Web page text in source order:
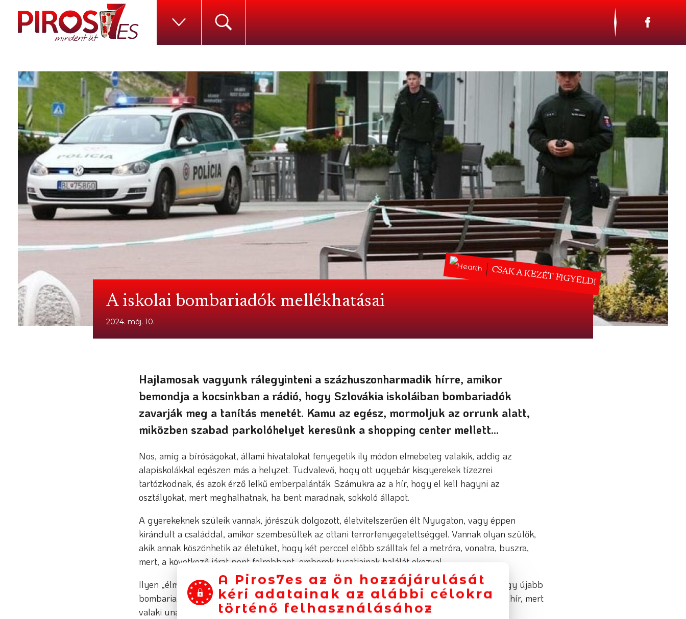
A Piros7es az ön hozzájárulását
kéri adatainak az alábbi célokra
történő felhasználásához
CSAK A KEZÉT FIGYELD!
A iskolai bombariadók mellékhatásai
2024. máj. 10.
Hajlamosak vagyunk rálegyinteni a százhuszonharmadik hírre, amikor
bemondja a kocsinkban a rádió, hogy Szlovákia iskoláiban bombariadók
zavarják meg a tanítás menetét. Kamu az egész, mormoljuk az orrunk alatt,
miközben szabad parkolóhelyet keresünk a shopping center mellett…
Nos, amíg a bíróságokat, állami hivatalokat fenyegetik ily módon elmebeteg valakik, addig az
alapiskolákkal egészen más a helyzet. Tudvalevő, hogy ott ugyebár kisgyerekek tízezrei
tartózkodnak, és azok érző lelkű emberpalánták. Számukra az a hír, hogy el kell hagyni az
osztályokat, mert meghalhatnak, ha bent maradnak, sokkoló állapot.
A gyerekeknek szüleik vannak, jórészük dolgozott, életvitelszerűen élt Nyugaton, vagy éppen
kirándult a családdal, amikor szembesültek az ottani terrorfenyegetettséggel. Vannak olyan szülők,
akik annak köszönhetik az életüket, hogy két perccel előbb szálltak fel a metróra, vonatra, buszra,
mert, a következő járat pont felrobbant, emberek tucatjainak halálát okozva!
Ilyen „élmények” egy életre megmaradnak mindenkiben, és amikor azt hallja, tapasztalja, hogy újabb
bombariadó riasztja meg őt, a gyermekét, akkor bizony nem legyint egyet, hogy újabb kamuhír, mert
valaki unatkozik az országban, és hülyét csinál a hivatali szervekből.